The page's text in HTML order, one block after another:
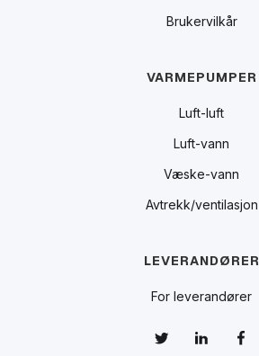
Brukervilkår
VARMEPUMPER
Luft-luft
Luft-vann
Væske-vann
Avtrekk/ventilasjon
LEVERANDØRER
For leverandører